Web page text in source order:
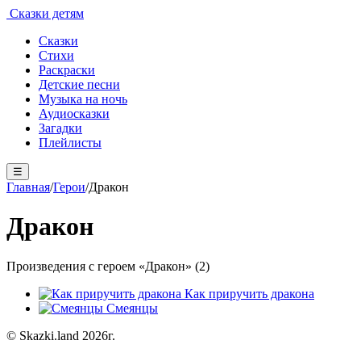
Сказки детям
Сказки
Стихи
Раскраски
Детские песни
Музыка на ночь
Аудиосказки
Загадки
Плейлисты
☰
Главная/Герои/Дракон
Дракон
Произведения с героем «Дракон» (2)
Как приручить дракона
Смеянцы
© Skazki.land 2026г.